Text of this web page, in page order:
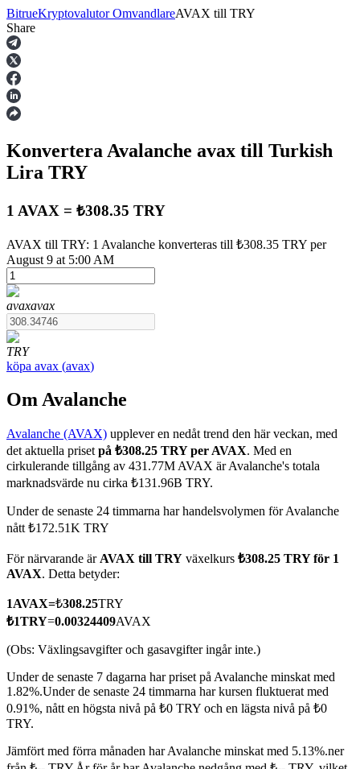
Terminer
USDT Futures
Futures med USDT som säkerhet
COIN-M Futures
Futures för kryptovaluta
TradFi
USDC Futures
BitrueKryptovalutor OmvandlareAVAX till TRY
Share
Konvertera Avalanche avax till Turkish
Lira TRY
1 AVAX = ₺308.35 TRY
AVAX till TRY: 1 Avalanche konverteras till ₺308.35 TRY per
August 9 at 5:00 AM
avaxavax
TRY
köpa avax (avax)
Om Avalanche
Avalanche (AVAX) upplever en nedåt trend den här veckan, med
det aktuella priset på ₺308.25 TRY per AVAX. Med en
cirkulerande tillgång av 431.77M AVAX är Avalanche's totala
marknadsvärde nu cirka ₺131.96B TRY.
Under de senaste 24 timmarna har handelsvolymen för Avalanche
nått ₺172.51K TRY
För närvarande är AVAX till TRY växelkurs ₺308.25 TRY för 1
AVAX. Detta betyder:
1AVAX=₺308.25TRY
₺1TRY=0.00324409AVAX
(Obs: Växlingsavgifter och gasavgifter ingår inte.)
Under de senaste 7 dagarna har priset på Avalanche minskat med
1.82%.Under de senaste 24 timmarna har kursen fluktuerat med
0.91%, nått en högsta nivå på ₺0 TRY och en lägsta nivå på ₺0
TRY.
Jämfört med förra månaden har Avalanche minskat med 5.13%.ner